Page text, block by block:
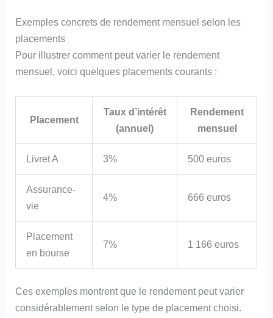
Exemples concrets de rendement mensuel selon les
placements
Pour illustrer comment peut varier le rendement
mensuel, voici quelques placements courants :
Placement
Taux d’intérêt
(annuel)
Rendement
mensuel
Livret A 3% 500 euros
Assurance-
vie
4% 666 euros
Placement
en bourse
7% 1 166 euros
Ces exemples montrent que le rendement peut varier
considérablement selon le type de placement choisi.